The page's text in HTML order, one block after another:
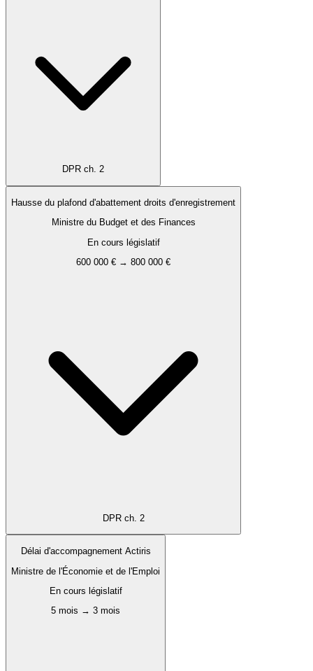
DPR ch. 2
Hausse du plafond d'abattement droits d'enregistrement
Ministre du Budget et des Finances
En cours législatif
600 000 € → 800 000 €
DPR ch. 2
Délai d'accompagnement Actiris
Ministre de l'Économie et de l'Emploi
En cours législatif
5 mois → 3 mois